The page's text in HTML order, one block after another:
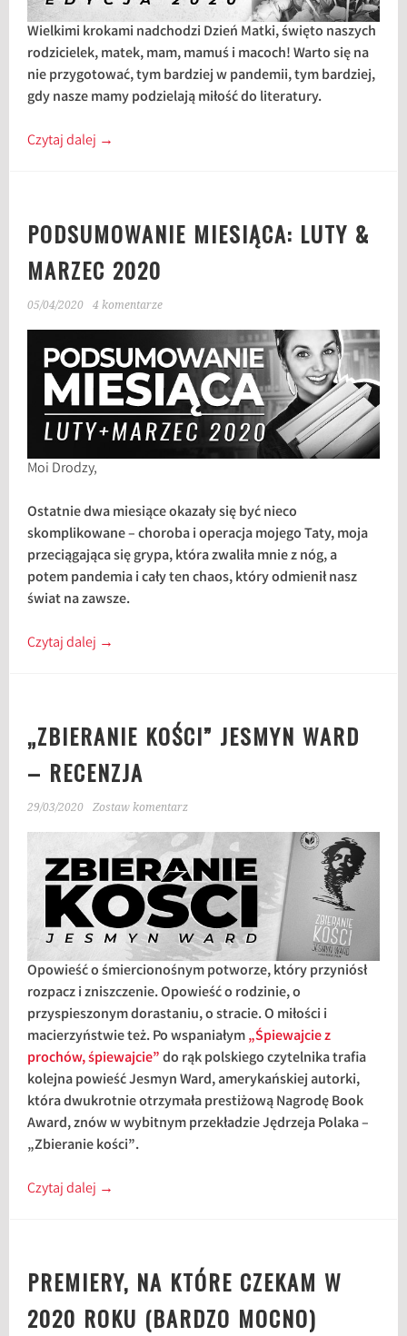
Wielkimi krokami nadchodzi Dzień Matki, święto naszych
rodzicielek, matek, mam, mamuś i macoch! Warto się na
nie przygotować, tym bardziej w pandemii, tym bardziej,
gdy nasze mamy podzielają miłość do literatury.
Czytaj dalej →
PODSUMOWANIE MIESIĄCA: LUTY &
MARZEC 2020
05/04/2020 4 komentarze
Moi Drodzy,
Ostatnie dwa miesiące okazały się być nieco
skomplikowane – choroba i operacja mojego Taty, moja
przeciągająca się grypa, która zwaliła mnie z nóg, a
potem pandemia i cały ten chaos, który odmienił nasz
świat na zawsze.
Czytaj dalej →
„ZBIERANIE KOŚCI” JESMYN WARD
– RECENZJA
29/03/2020 Zostaw komentarz
Opowieść o śmiercionośnym potworze, który przyniósł
rozpacz i zniszczenie. Opowieść o rodzinie, o
przyspieszonym dorastaniu, o stracie. O miłości i
macierzyństwie też. Po wspaniałym„Śpiewajcie z
prochów, śpiewajcie”do rąk polskiego czytelnika trafia
kolejna powieść Jesmyn Ward, amerykańskiej autorki,
która dwukrotnie otrzymała prestiżową Nagrodę Book
Award, znów w wybitnym przekładzie Jędrzeja Polaka –
„Zbieranie kości”.
Czytaj dalej →
PREMIERY, NA KTÓRE CZEKAM W
2020 ROKU (BARDZO MOCNO)